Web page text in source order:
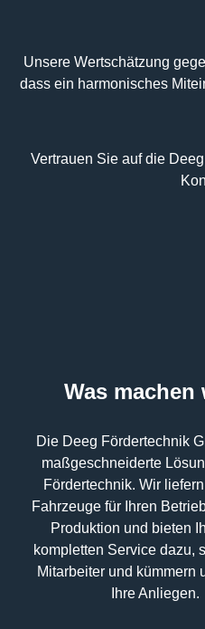
Unsere Wertschätzung
dass ein harmonisches
Vertrauen Sie auf die
Was machen
Die Deeg Fördertechnik
maßgeschneiderte
Fördertechnik. Wir
Fahrzeuge für Ihren
Produktion und bieten
kompletten Service dazu,
Mitarbeiter und kümmern
Ihre Anliegen.